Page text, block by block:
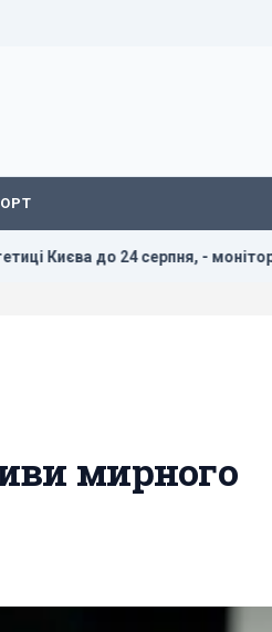
серпня, - монітори
мирного